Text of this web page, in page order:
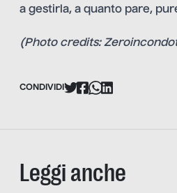
a gestirla, a quanto pare,
(Photo credits:
CONDIVIDI
Leggi anche